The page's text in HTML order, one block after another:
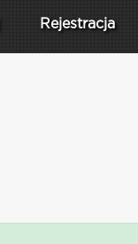
Rejestracja